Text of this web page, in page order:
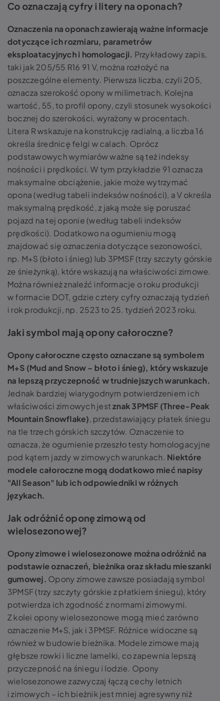
Co oznaczają cyfry i litery na oponach?
Oznaczenia na oponach zawierają ważne informacje
dotyczące ich rozmiaru, parametrów
eksploatacyjnych i homologacji. Przykładowy zapis,
taki jak 205/55 R16 91 V, można rozłożyć na
poszczególne elementy. Pierwsza liczba, czyli 205,
oznacza szerokość opony w milimetrach. Kolejna
wartość, 55, to profil opony, czyli stosunek wysokości
bocznej do szerokości, wyrażony w procentach.
Litera R wskazuje na konstrukcję radialną, a liczba 16
określa średnicę felgi w calach. Oprócz
podstawowych wymiarów ważne są też indeksy
nośności i prędkości. W tym przykładzie 91 oznacza
maksymalne obciążenie, jakie może wytrzymać
opona (według tabeli indeksów nośności), a V określa
maksymalną prędkość, z jaką może się poruszać
pojazd na tej oponie (według tabeli indeksów
prędkości). Dodatkowo na ogumieniu mogą
znajdować się oznaczenia dotyczące sezonowości,
np. M+S (błoto i śnieg) lub 3PMSF (trzy szczyty górskie
ze śnieżynką), które wskazują na właściwości zimowe.
Można również znaleźć informacje o roku produkcji
w formacie DOT, gdzie cztery cyfry oznaczają tydzień
i rok produkcji, np. 2523 to 25. tydzień 2023 roku.
Jaki symbol mają opony całoroczne?
Opony całoroczne często oznaczane są symbolem
M+S (Mud and Snow – błoto i śnieg), który wskazuje
na lepszą przyczepność w trudniejszych warunkach.
Jednak bardziej wiarygodnym potwierdzeniem ich
właściwości zimowych jestznak 3PMSF (Three-Peak
Mountain Snowflake), przedstawiający płatek śniegu
na tle trzech górskich szczytów. Oznaczenie to
oznacza, że ogumienie przeszło testy homologacyjne
pod kątem jazdy w zimowych warunkach. Niektóre
modele całoroczne mogą dodatkowo mieć napisy
"All Season" lub ich odpowiedniki w różnych
językach.
Jak odróżnić oponę zimową od
wielosezonowej?
Opony zimowe i wielosezonowe można odróżnić na
podstawie oznaczeń, bieżnika oraz składu mieszanki
gumowej. Opony zimowe zawsze posiadają symbol
3PMSF (trzy szczyty górskie z płatkiem śniegu), który
potwierdza ich zgodność z normami zimowymi.
Z kolei opony wielosezonowe mogą mieć zarówno
oznaczenie M+S, jak i 3PMSF. Różnice widoczne są
również w budowie bieżnika. Modele zimowe mają
głębsze rowki i liczne lamelki, co zapewnia lepszą
przyczepność na śniegu i lodzie. Opony
wielosezonowe zazwyczaj łączą cechy letnich
i zimowych – ich bieżnik jest mniej agresywny niż